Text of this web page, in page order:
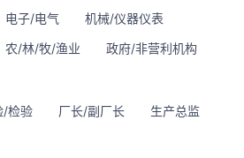
电子/电气
机械/仪器仪表
农/林/牧/渔业
政府/非营利机构
/检验 厂长/副厂长
生产总监